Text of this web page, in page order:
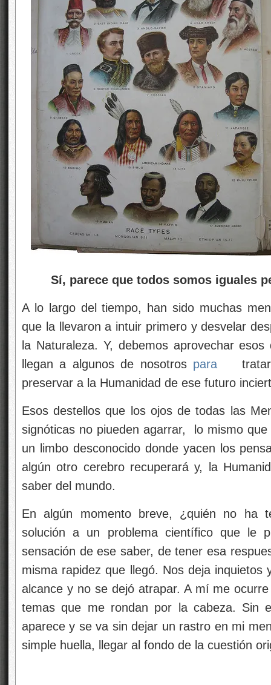
Sí, parece que todos somos iguales
A lo largo del tiempo, han sido muchas
que la llevaron a intuir primero y desvelar
la Naturaleza. Y, debemos aprovechar
llegan a algunos de nosotros para
preservar a la Humanidad de ese futuro
Esos destellos que los ojos de todas las
signóticas no piueden agarrar, lo mismo
un limbo desconocido donde yacen los
algún otro cerebro recuperará y, la
saber del mundo.
En algún momento breve, ¿quién no ha
solución a un problema científico que le
sensación de ese saber, de tener esa
misma rapidez que llegó. Nos deja inquietos
alcance y no se dejó atrapar. A mí me
temas que me rondan por la cabeza. Sin
aparece y se va sin dejar un rastro en mi
simple huella, llegar al fondo de la cuestión